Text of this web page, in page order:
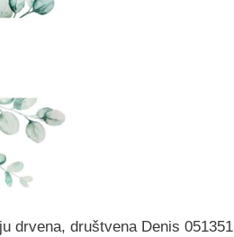
drvena, društvena Denis 051351